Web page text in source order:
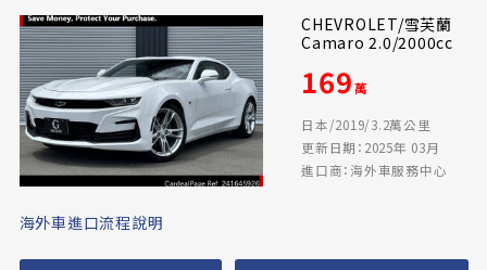
CHEVROLET/雪芙蘭
Camaro 2.0/2000cc
169萬
日本/2019/3.2萬公里
更新日期：2025年 03月
進口商：海外車服務中心
海外車進口流程說明